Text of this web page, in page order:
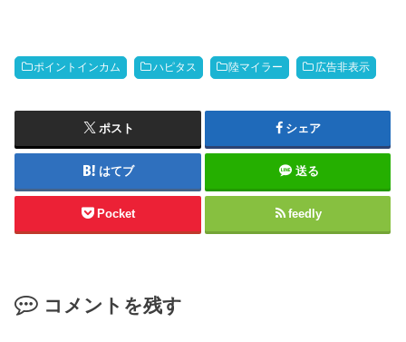
ポイントインカム ハピタス 陸マイラー 広告非表示
ポスト シェア
はてブ 送る
Pocket feedly
コメントを残す